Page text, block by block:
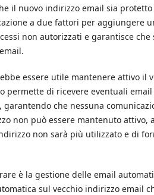
il nuovo indirizzo email sia
a due fattori per aggiungere
non autorizzati e garantisce
essere utile mantenere attivo il
permette di ricevere eventuali
che nessuna
non può essere mantenuto
non sarà più utilizzato e di
è la gestione delle email
sul vecchio indirizzo email